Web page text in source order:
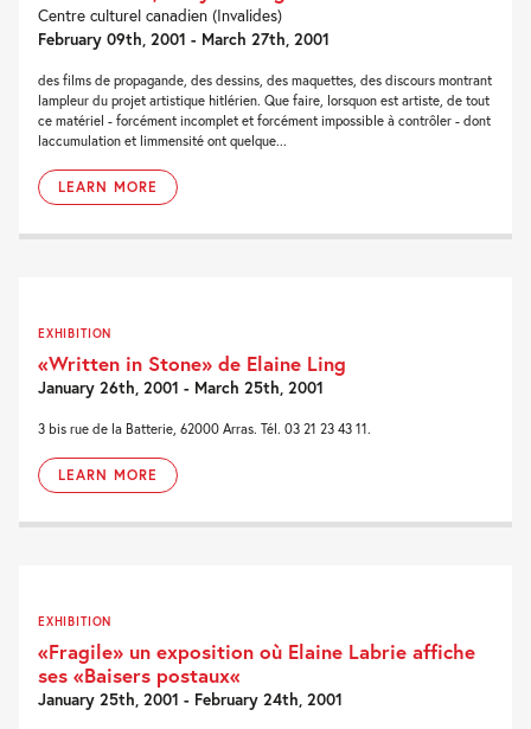
Centre culturel canadien (Invalides)
February 09th, 2001 - March 27th, 2001
des films de propagande, des dessins, des maquettes, des discours montrant
lampleur du projet artistique hitlérien. Que faire, lorsquon est artiste, de tout
ce matériel - forcément incomplet et forcément impossible à contrôler - dont
laccumulation et limmensité ont quelque...
LEARN MORE
EXHIBITION
«Written in Stone» de Elaine Ling
January 26th, 2001 - March 25th, 2001
3 bis rue de la Batterie, 62000 Arras. Tél. 03 21 23 43 11.
LEARN MORE
EXHIBITION
«Fragile» un exposition où Elaine Labrie affiche
ses «Baisers postaux«
January 25th, 2001 - February 24th, 2001